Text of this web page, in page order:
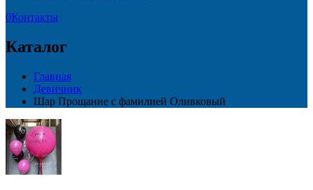
0Контакты
Каталог
Главная
Девичник
Шар Прощание с фамилией Оливковый